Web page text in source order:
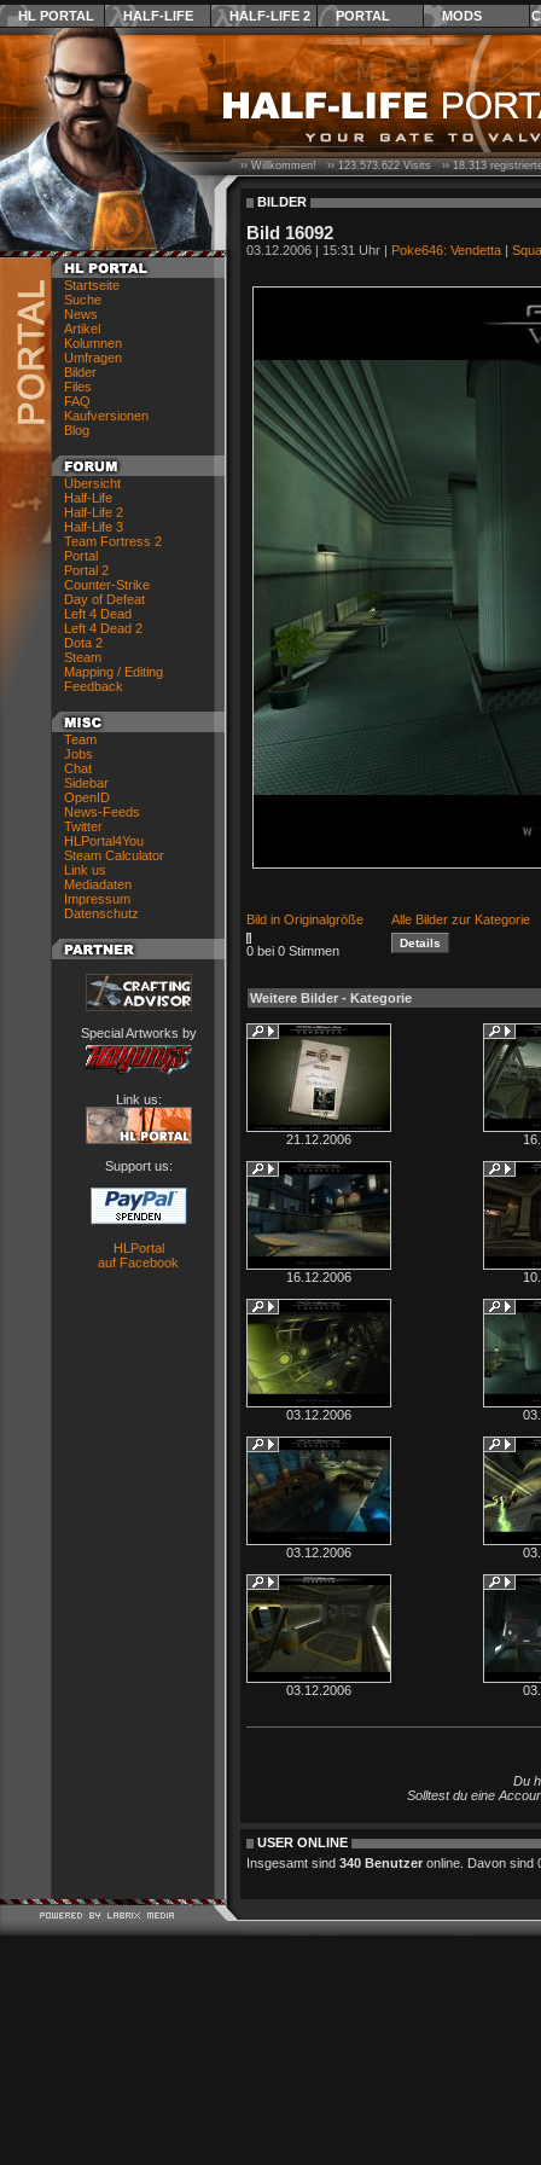
HL PORTAL HALF-LIFE HALF-LIFE 2 PORTAL MODS
Startseite
Suche
News
Artikel
Kolumnen
Umfragen
Bilder
Files
FAQ
Kaufversionen
Blog
Übersicht
Half-Life
Half-Life 2
Half-Life 3
Team Fortress 2
Portal
Portal 2
Counter-Strike
Day of Defeat
Left 4 Dead
Left 4 Dead 2
Dota 2
Steam
Mapping / Editing
Feedback
Team
Jobs
Chat
Sidebar
OpenID
News-Feeds
Twitter
HLPortal4You
Steam Calculator
Link us
Mediadaten
Impressum
Datenschutz
Special Artworks by
Link us:
Support us:
HLPortal
auf Facebook
›› Willkommen! ››123.573.622Visits ››18.313
BILDER
Bild 16092
03.12.2006 | 15:31 Uhr | Poke646: Vendetta |
Bild in Originalgröße Alle Bilder zur Kategorie
0 bei 0 Stimmen
Weitere Bilder - Kategorie
21.12.2006
16.12.2006
03.12.2006
03.12.2006
03.12.2006
Du
Solltest du eine
USER ONLINE
Insgesamt sind 340 Benutzer online. Davon sind